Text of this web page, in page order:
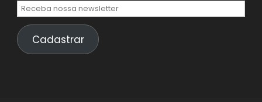
Cadastrar